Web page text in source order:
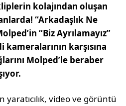
kolajından oluşan
“Arkadaşlık Ne
“Biz Ayrılamayız”
karşısına
Molped’le beraber
yaratıcılık, video ve görüntü